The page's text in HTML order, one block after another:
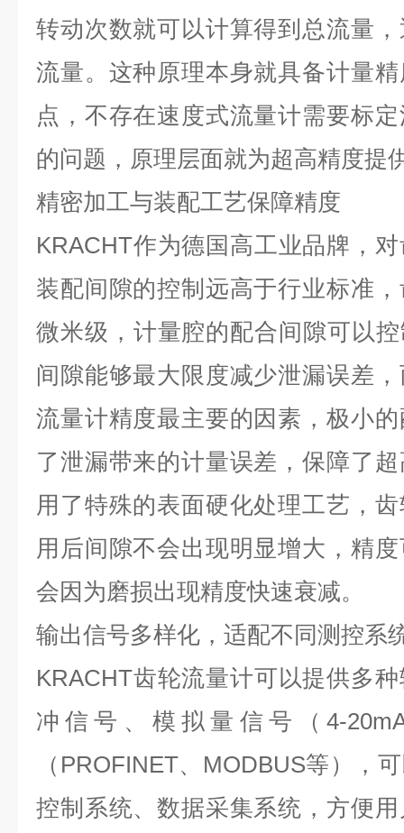
转动次数就可以计算得到总流量
流量。这种原理本身就具备计量
点，不存在速度式流量计需要标
的问题，原理层面就为超高精度提
精密加工与装配工艺保障精度
KRACHT作为德国高工业品牌，
装配间隙的控制远高于行业标准
微米级，计量腔的配合间隙可以
间隙能够最大限度减少泄漏误差
流量计精度最主要的因素，极小
了泄漏带来的计量误差，保障了
用了特殊的表面硬化处理工艺，
用后间隙不会出现明显增大，精
会因为磨损出现精度快速衰减。
输出信号多样化，适配不同测控系
KRACHT齿轮流量计可以提供多
冲信号、模拟量信号（4-
（ PROFINET、 MODBUS等），
控制系统、数据采集系统，方便